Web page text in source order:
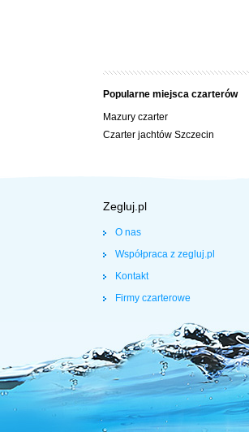
Popularne miejsca czarterów
Mazury czarter
Czarter jachtów Szczecin
Zegluj.pl
O nas
Współpraca z zegluj.pl
Kontakt
Firmy czarterowe